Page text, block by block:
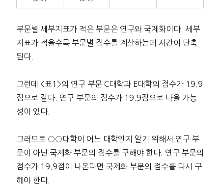
부문별 세부지표가 적은 부문은 연구와 국제화이다. 세부
지표가 적을수록 부문별 점수를 계산하는데 시간이 단축
된다.
그런데 <표1>의 연구 부문 C대학과 E대학의 점수가 19.9
점으로 같다. 연구 부문의 점수가 19.9점으로 나올 가능
성이 있다.
그러므로 ○○대학이 어느 대학인지 알기 위해서 연구 부
문이 아닌 국제화 부문의 점수를 구해야 한다. 연구 부문의
점수가 19.9점이 나온다면 국제화 부문의 점수를 다시 구
해야 한다.